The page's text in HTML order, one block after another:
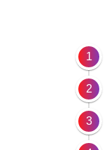
1
2
3